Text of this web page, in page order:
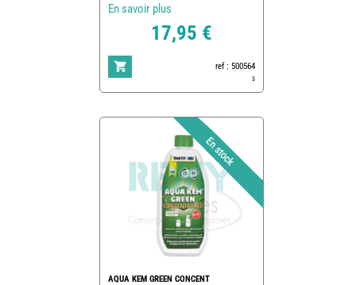
En savoir plus
17,95 €
ref : 500564
3
AQUA KEM GREEN CONCENT